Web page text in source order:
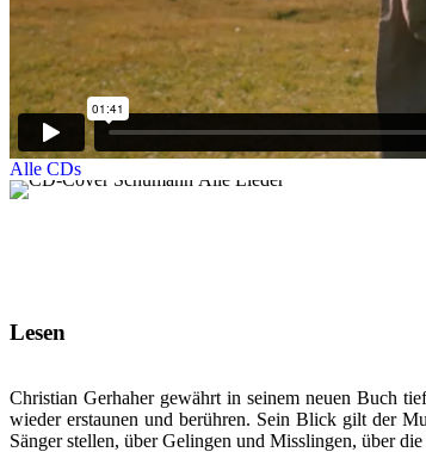
Alle CDs
Lesen
Christian Gerhaher gewährt in seinem neuen Buch
wieder erstaunen und berühren. Sein Blick gilt der
Sänger stellen, über Gelingen und Misslingen, über